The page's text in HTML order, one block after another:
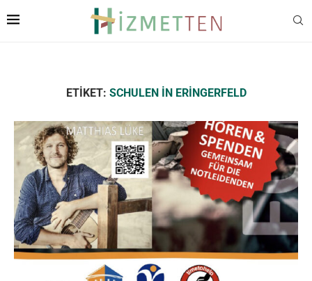
ETIKET: SCHULEN IN ERINGERFELD